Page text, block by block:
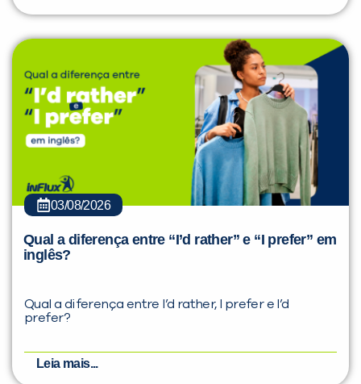
03/08/2026
Qual a diferença entre “I’d rather” e “I prefer” em
inglês?
Qual a diferença entre I’d rather, I prefer e I’d
prefer?
Leia mais...